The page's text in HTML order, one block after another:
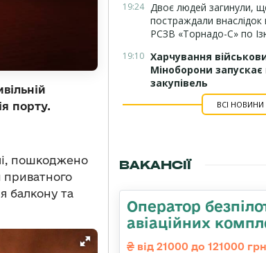
порту.
пошкоджено
балкону та
19:24 Двоє людей загинули,
постраждали
РСЗВ «Торнадо-С» по
19:10 Харчування
Міноборони
закупівель
ВСІ НОВИНИ
ВАКАНСІЇ
Оператор
авіаційних
від 21000 до 121000 грн